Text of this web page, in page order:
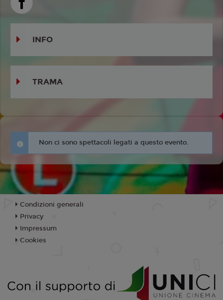
INFO
TRAMA
Non ci sono spettacoli legati a questo evento.
Condizioni generali
Privacy
Impressum
Cookies